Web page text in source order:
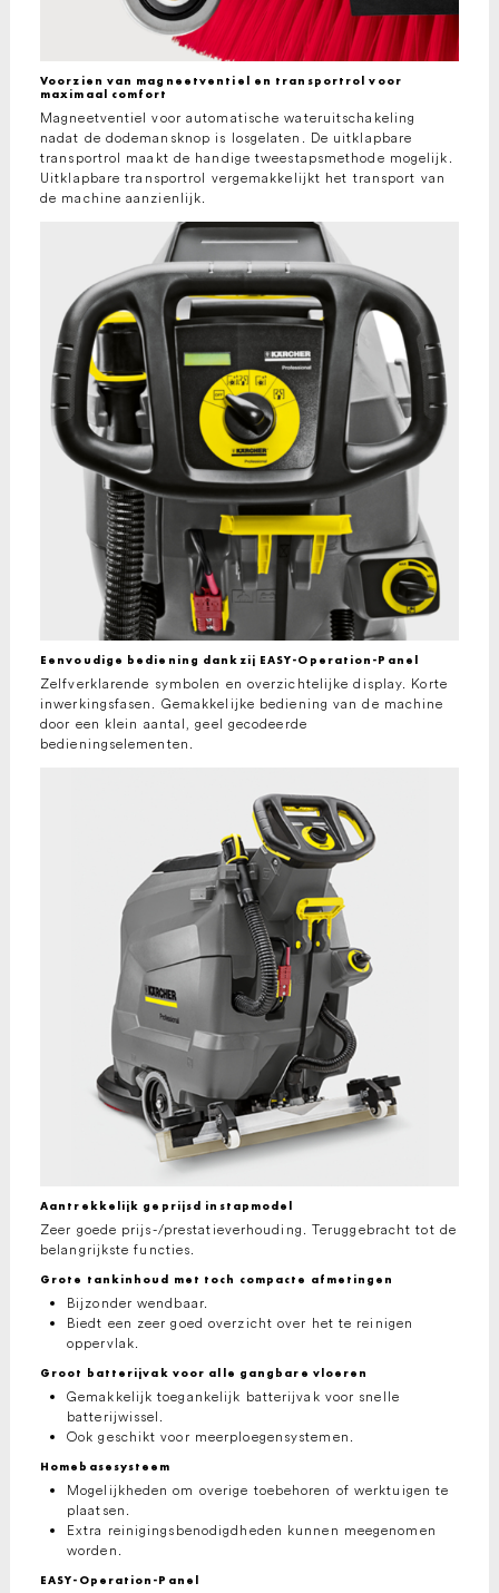
Voorzien van magneetventiel en transportrol voor
maximaal comfort
Magneetventiel voor automatische wateruitschakeling
nadat de dodemansknop is losgelaten. De uitklapbare
transportrol maakt de handige tweestapsmethode mogelijk.
Uitklapbare transportrol vergemakkelijkt het transport van
de machine aanzienlijk.
Eenvoudige bediening dankzij EASY-Operation-Panel
Zelfverklarende symbolen en overzichtelijke display. Korte
inwerkingsfasen. Gemakkelijke bediening van de machine
door een klein aantal, geel gecodeerde
bedieningselementen.
Aantrekkelijk geprijsd instapmodel
Zeer goede prijs-/prestatieverhouding. Teruggebracht tot de
belangrijkste functies.
Grote tankinhoud met toch compacte afmetingen
Bijzonder wendbaar.
Biedt een zeer goed overzicht over het te reinigen
oppervlak.
Groot batterijvak voor alle gangbare vloeren
Gemakkelijk toegankelijk batterijvak voor snelle
batterijwissel.
Ook geschikt voor meerploegensystemen.
Homebasesysteem
Mogelijkheden om overige toebehoren of werktuigen te
plaatsen.
Extra reinigingsbenodigdheden kunnen meegenomen
worden.
EASY-Operation-Panel